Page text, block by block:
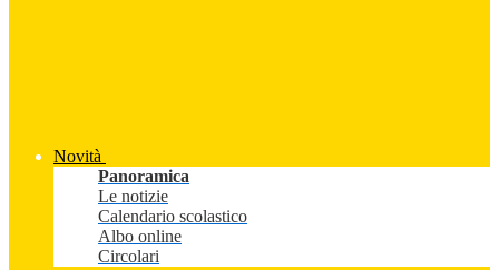
Novità
Panoramica
Le notizie
Calendario scolastico
Albo online
Circolari